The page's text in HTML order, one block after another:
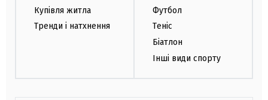
Купівля житла
Тренди і натхнення
Футбол
Теніс
Біатлон
Інші види спорту